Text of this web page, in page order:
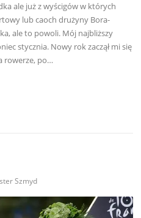
ale już z wyścigów w których
lub caoch drużyny Bora-
ale to powoli. Mój najbliższy
stycznia. Nowy rok zaczął mi się
rowerze, po…
Szmyd